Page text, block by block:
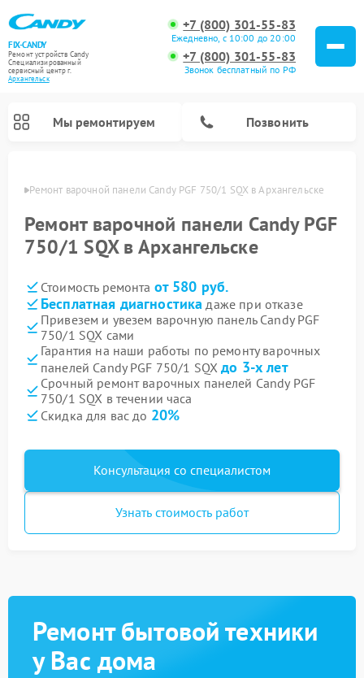
FIX-CANDY
Ремонт устройств Candy
Специализированный
cервисный центр г.
Архангельск
+7 (800) 301-55-83
Ежедневно, с 10:00 до 20:00
+7 (800) 301-55-83
Звонок бесплатный по РФ
Мы ремонтируем Позвонить
Ремонт варочной панели Candy PGF 750/1 SQX в Архангельске
Ремонт варочной панели Candy PGF
750/1 SQX в Архангельске
Стоимость ремонта от 580 руб.
Бесплатная диагностика даже при отказе
Привезем и увезем варочную панель Candy PGF
750/1 SQX сами
Гарантия на наши работы по ремонту варочных
панелей Candy PGF 750/1 SQXдо 3-х лет
Срочный ремонт варочных панелей Candy PGF
750/1 SQX в течении часа
Скидка для вас до 20%
Консультация со специалистом
Узнать стоимость работ
Ремонт бытовой техники
у Вас дома